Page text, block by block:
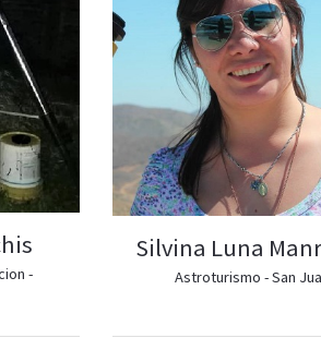
-
Silvina Luna
Astroturismo - San